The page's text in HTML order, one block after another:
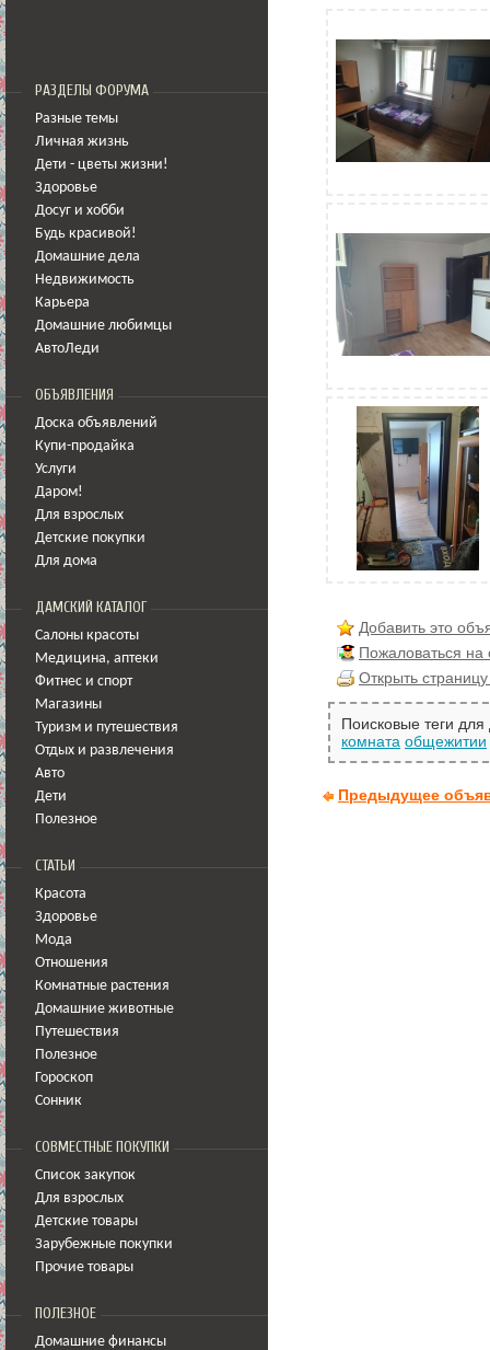
РАЗДЕЛЫ ФОРУМА
Разные темы
Личная жизнь
Дети - цветы жизни!
Здоровье
Досуг и хобби
Будь красивой!
Домашние дела
Недвижимость
Карьера
Домашние любимцы
АвтоЛеди
ОБЪЯВЛЕНИЯ
Доска объявлений
Купи-продайка
Услуги
Даром!
Для взрослых
Детские покупки
Для дома
ДАМСКИЙ КАТАЛОГ
Салоны красоты
Медицина, аптеки
Фитнес и спорт
Магазины
Туризм и путешествия
Отдых и развлечения
Авто
Дети
Полезное
СТАТЬИ
Красота
Здоровье
Мода
Отношения
Комнатные растения
Домашние животные
Путешествия
Полезное
Гороскоп
Сонник
СОВМЕСТНЫЕ ПОКУПКИ
Список закупок
Для взрослых
Детские товары
Зарубежные покупки
Прочие товары
ПОЛЕЗНОЕ
Домашние финансы
Добавить это
Пожаловаться
Открыть
Поисковые теги
комната общежитии
Предыдущее